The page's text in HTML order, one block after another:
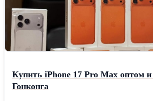
Купить iPhone 17 Pro Max оптом и
Гонконга